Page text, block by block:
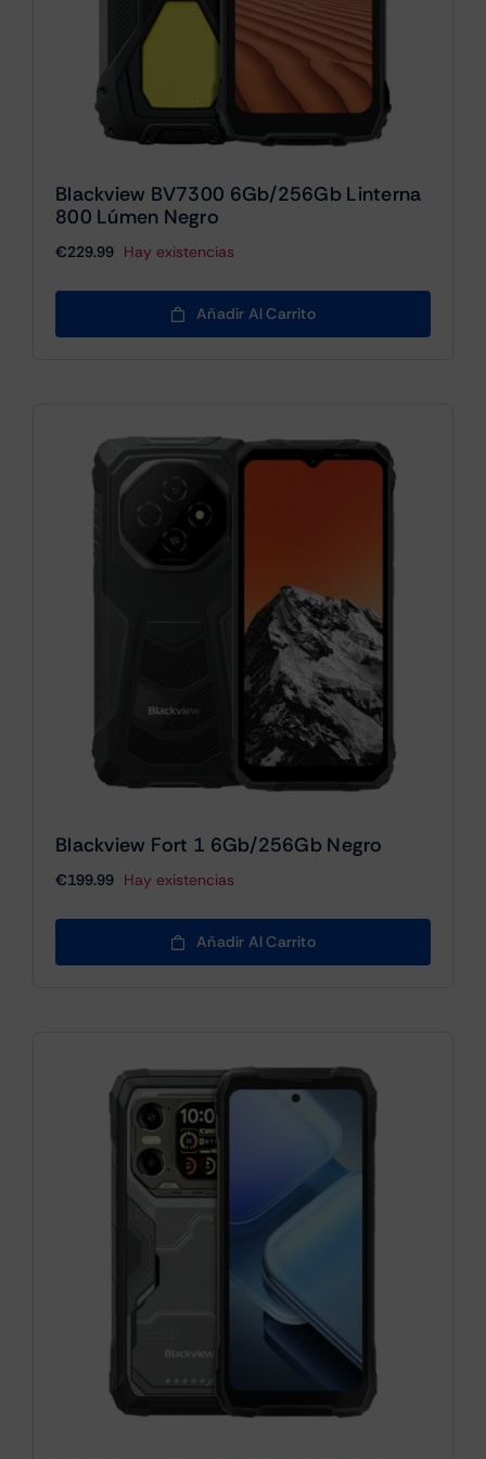
Blackview BV7300 6Gb/256Gb Linterna
800 Lúmen Negro
€229.99 Hay existencias
Añadir Al Carrito
Blackview Fort 1 6Gb/256Gb Negro
€199.99 Hay existencias
Añadir Al Carrito